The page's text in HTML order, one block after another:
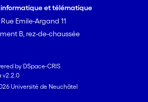
informatique et télématique
Rue Emile-Argand 11
B, rez-de-chaussée
by DSpace-CRIS
v2.2.0
Université de Neuchâtel